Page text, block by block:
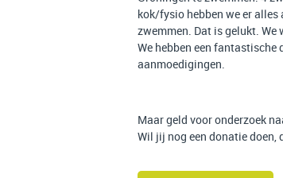
kok/fysio hebben we er
zwemmen. Dat is gelukt. We
We hebben een fantastische
aanmoedigingen.
Maar geld voor onderzoek
Wil jij nog een donatie doen,